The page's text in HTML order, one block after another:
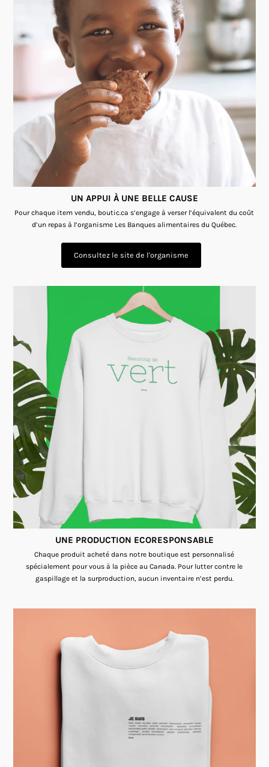
UN APPUI À UNE BELLE CAUSE
Pour chaque item vendu, boutic.ca s’engage à verser l’équivalent du coût
d’un repas à l’organisme Les Banques alimentaires du Québec.
Consultez le site de l'organisme
UNE PRODUCTION ECORESPONSABLE
Chaque produit acheté dans notre boutique est personnalisé
spécialement pour vous à la pièce au Canada. Pour lutter contre le
gaspillage et la surproduction, aucun inventaire n’est perdu.